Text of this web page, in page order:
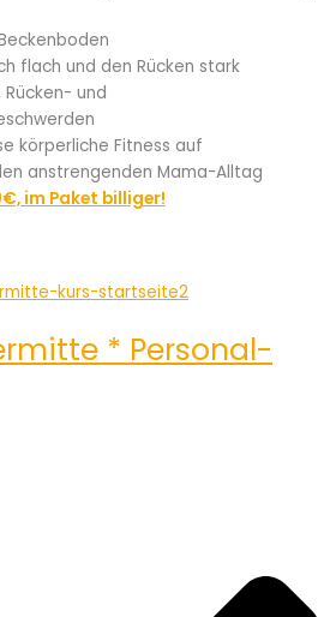
flach und den Rücken stark
und
körperliche Fitness auf
anstrengenden Mama-Alltag
im Paket billiger!
* Personal-